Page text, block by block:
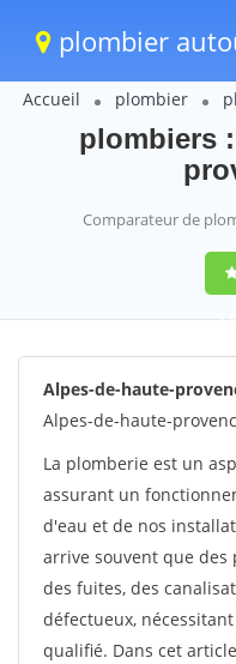
plombier
Accueil plombier
plombiers
Comparateur de
9,6
Alpes-de-haute-
Alpes-de-haute-
La plomberie est un
assurant un
d'eau et de nos
arrive souvent que
des fuites, des
défectueux,
qualifié. Dans cet